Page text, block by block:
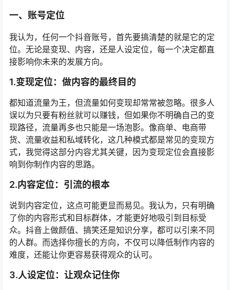
一、 账号定位
我认为，任何一个抖音账号，首先要搞清楚的就是它的定
位。无论是变现、内容，还是人设定位，每一个决定都直
接影响你未来的发展方向。
1.变现定位：做内容的最终目的
都知道流量为王，但流量如何变现却常常被忽略。很多人
误以为只要有粉丝就可以赚钱，但如果你不明确自己的变
现路径，流量再多也只能是一场泡影。像商单、电商带
货、流量收益和私域转化，这几种模式都是常见的变现方
式，我觉得这部分内容尤其关键，因为变现定位会直接影
响到你制作内容的思路。
2.内容定位：引流的根本
说到内容定位，这点可能更显而易见。我认为，只有明确
了你的内容形式和目标群体，才能更好地吸引到目标受
众。抖音上做颜值、搞笑还是知识分享，都可以引来不同
的人群。而选择你擅长的方向，不仅可以降低制作内容的
难度，还能让你更容易获得观众的认可。
3.人设定位：让观众记住你